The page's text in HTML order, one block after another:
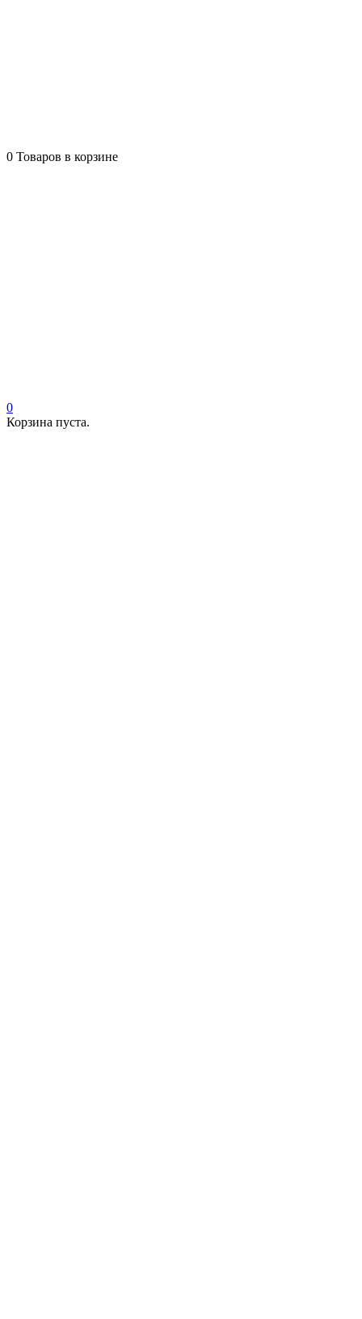
0 Товаров в корзине
0
Корзина пуста.